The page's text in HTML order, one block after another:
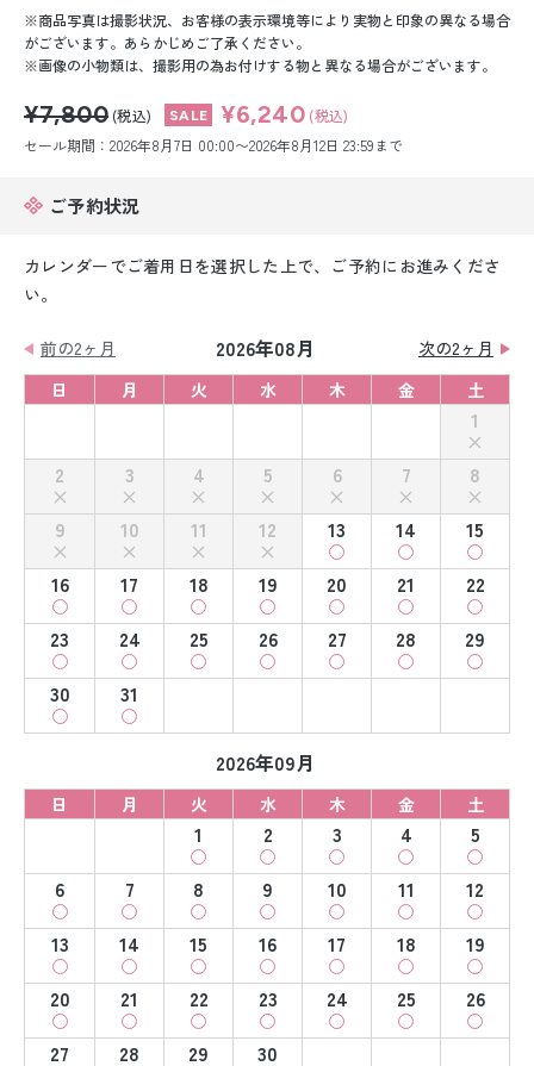
色打掛&紋付袴レンタル
白無垢&紋付袴レンタル
商品写真は撮影状況、お客様の表示環境等により実物と印象の異なる場合
がございます。あらかじめご了承ください。
画像の小物類は、撮影用の為お付けする物と異なる場合がございます。
¥7,800 (税込) ¥6,240 (税込)
セール期間：2026年8月7日 00:00〜2026年8月12日 23:59まで
ご予約状況
カレンダーでご着用日を選択した上で、ご予約にお進みくださ
い。
前の2ヶ月 2026年08月
次の2ヶ月
日
月 火 水 木 金 土
1
2
3 4 5 6 7
8
9
10 11 12 13 14
15
16
17 18 19 20 21
22
23
24 25 26 27 28
29
30
31
2026年09月
日 月 火 水 木 金 土
1 2 3 4
5
6
7 8 9 10 11
12
13
14 15 16 17 18
19
20
21 22 23 24 25
26
27
28 29 30